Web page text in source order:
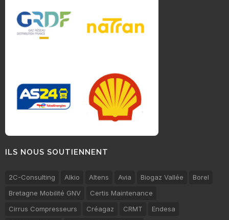
ILS NOUS SOUTIENNENT
2C-Consulting Alkio Altens Avia Biogaz Vallée
Borel
Bretagne Mobilité GNV
Certis Maintenance
Cirrus Compresseurs
Créagaz CRMT
Endesa